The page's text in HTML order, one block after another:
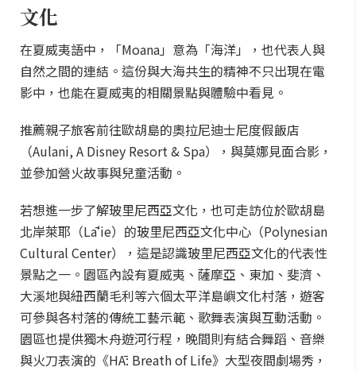
文化
在夏威夷語中，「Moana」意為「海洋」，也代表人與
自然之間的連結。這份與大海共生的精神不只出現在電
影中，也能在夏威夷的相關景點與體驗中看見。
推薦親子旅客前往歐胡島的奧拉尼迪士尼度假飯店
（Aulani, A Disney Resort & Spa），與莫娜見面合影，
並參加營火故事與兒童活動。
若想進一步了解玻里尼西亞文化，也可走訪位於歐胡島
北岸萊耶（Lāʻie）的玻里尼西亞文化中心（Polynesian
Cultural Center），這是認識玻里尼西亞文化的代表性
景點之一。園區內設有夏威夷、薩摩亞、東加、斐濟、
大溪地與紐西蘭毛利等六個太平洋島嶼文化村落，遊客
可參與各村落的傳統工藝示範、歌舞表演與互動活動。
園區也提供獨木舟遊河行程，晚間則有結合舞蹈、音樂
與火刀表演的《HĀ: Breath of Life》大型夜間劇場秀，